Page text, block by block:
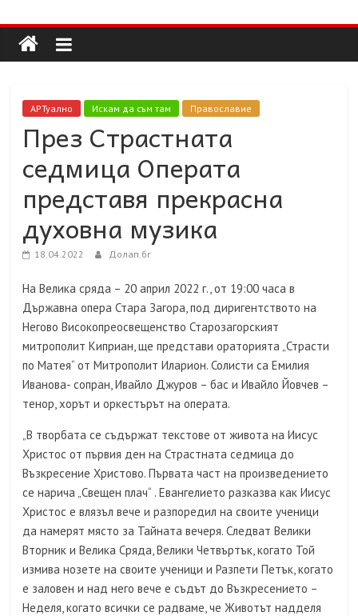
to
content
Долап
БГ
култура|
пътешествия|
мода|
събития|
кухня|
реклама|
минало|
АРТуално Искам да съм там Православие
През Страстната
седмица Операта
представя прекрасна
духовна музика
18.04.2022 Долап.бг
На Велика сряда – 20 април 2022 г., от 19:00 часа в
Държавна опера Стара Загора, под диригентството на
Негово Високопреосвещенство Старозагорският
митрополит Киприан, ще представи ораторията „Страсти
по Матея“ от Митрополит Иларион. Солисти са Емилия
Иванова- сопран, Ивайло Джуров – бас и Ивайло Йовчев –
тенор, хорът и оркестърът на операта.
„В творбата се съдържат текстове от живота на Иисус
Христос от първия ден на Страстната седмица до
Възкресение Христово. Първата част на произведението
се нарича „Свещен плач“ . Евангелието разказва как Иисус
Христос е влязъл вече и разпоредил на своите ученици
да намерят място за Тайната вечеря. Следват Велики
Вторник и Велика Сряда, Велики Четвъртък, когато Той
измива нозете на своите ученици и Разпети Петък, когато
е заловен и над него вече е съдът до Възкресението –
Неделя, когато всички се радваме, че Животът надделя